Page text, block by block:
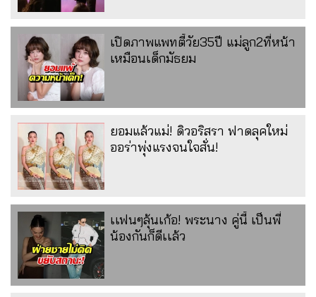
เปิดภาพแพทตี้วัย35ปี แม่ลูก2ที่หน้า
เหมือนเด็กมัธยม
ยอมแล้วแม่! ดิวอริสรา ฟาดลุคใหม่
ออร่าพุ่งแรงจนใจสั่น!
เเฟนๆลุ้นเก้อ! พระนาง คู่นี้ เป็นพี่
น้องกันก็ดีเเล้ว